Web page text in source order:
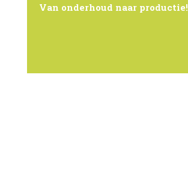
Van onderhoud naar productie!